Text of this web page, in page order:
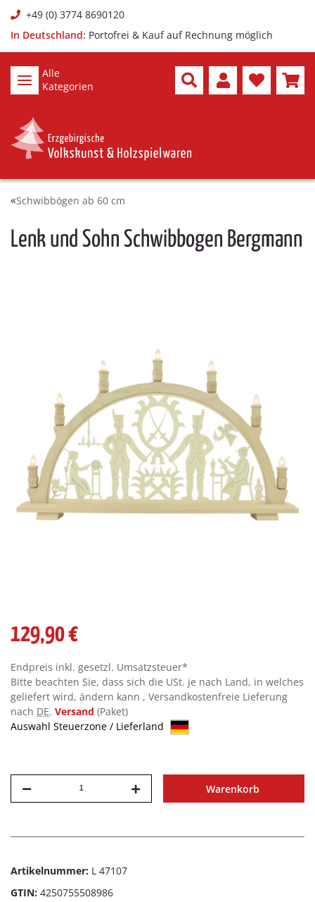
+49 (0) 3774 8690120
In Deutschland: Portofrei & Kauf auf Rechnung möglich
Alle
Kategorien
Schwibbögen ab 60 cm
Lenk und Sohn Schwibbogen Bergmann
129,90 €
Endpreis inkl. gesetzl. Umsatzsteuer*
Bitte beachten Sie, dass sich die USt. je nach Land, in welches
geliefert wird, ändern kann , Versandkostenfreie Lieferung
nach DE. Versand (Paket)
Auswahl Steuerzone / Lieferland
Warenkorb
Artikelnummer: L 47107
GTIN: 4250755508986